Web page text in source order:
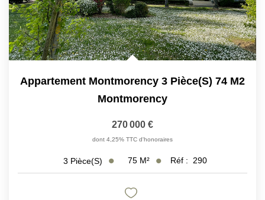
Appartement Montmorency 3 Pièce(s) 74 M2
Montmorency
270 000 €
dont 4,25% TTC d'honoraires
3 Pièce(s) 75 M² Réf : 290